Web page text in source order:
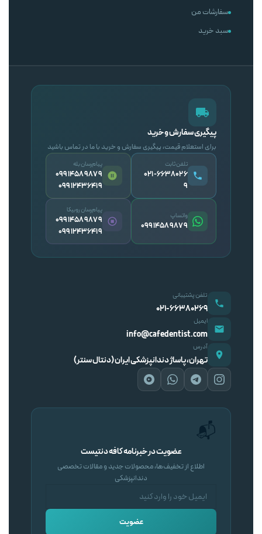
سفارشات من
سبد خرید
پیگیری سفارش و خرید
برای استعلام قیمت، پیگیری سفارش و خرید با ما در تماس باشید
تلفن ثابت
۰۲۱-۶۶۳۸۰۲۶
۹
پیام‌رسان بله
09914589879
09912436419
واتساپ
09914589879
پیام‌رسان روبیکا
09914589879
09912436419
تلفن پشتیبانی
۰۲۱-۶۶۳۸۰۲۶۹
ایمیل
info@cafedentist.com
آدرس
تهران، پاساژ دندانپزشکی ایران (دنتال سنتر)
📬
عضویت در خبرنامه کافه دنتیست
اطلاع از تخفیف‌ها، محصولات جدید و مقالات تخصصی
دندانپزشکی
عضویت